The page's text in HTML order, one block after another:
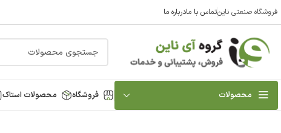
فروشگاه صنعتی ناینتماس با مادرباره ما
محصولات فروشگاه محصولات استاک